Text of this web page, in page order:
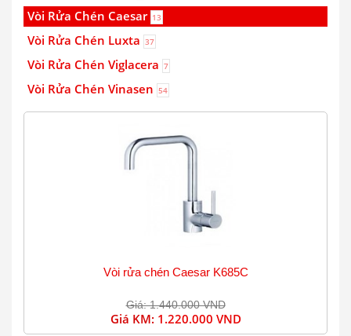
Vòi Rửa Chén Caesar 13
Vòi Rửa Chén Luxta 37
Vòi Rửa Chén Viglacera 7
Vòi Rửa Chén Vinasen 54
Vòi rửa chén Caesar K685C
Giá: 1.440.000 VND
Giá KM: 1.220.000 VND